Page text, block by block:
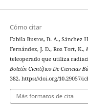
Cómo citar
Fabila Bustos, D. A., Sánchez
Fernández, J. D., Roa Tort, K.,
teleoperado que utiliza
Boletín Científico De Ciencias
382. https://doi.org/10.29057/
Más formatos de cita